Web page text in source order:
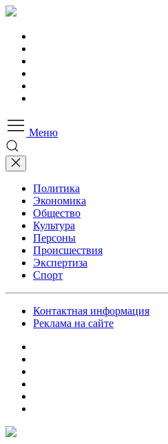
Меню
Политика
Экономика
Общество
Культура
Персоны
Происшествия
Экспертиза
Спорт
Контактная информация
Реклама на сайте